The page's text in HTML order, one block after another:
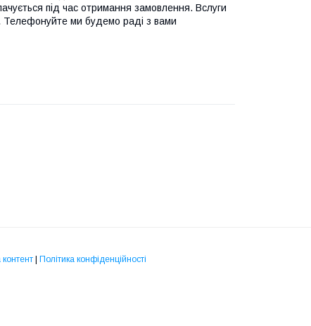
під час отримання замовлення. Вслуги
Телефонуйте ми будемо раді з вами
Політика конфіденційності